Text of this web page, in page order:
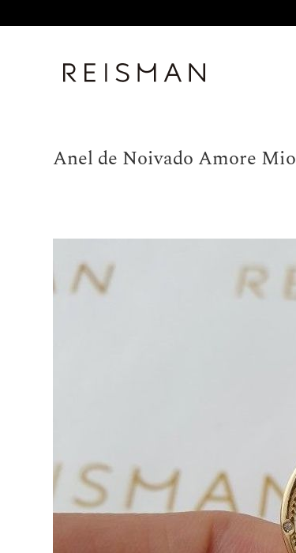
Anel de Noivado Amore Mio